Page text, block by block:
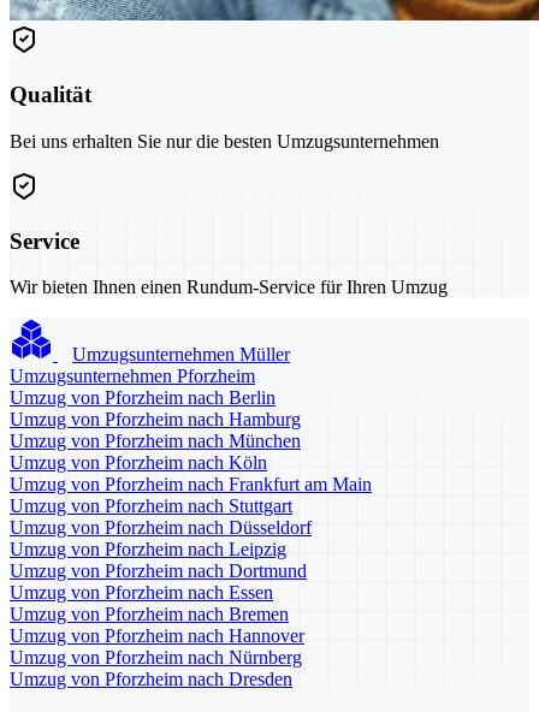
Qualität
Bei uns erhalten Sie nur die besten Umzugsunternehmen
Service
Wir bieten Ihnen einen Rundum-Service für Ihren Umzug
Umzugsunternehmen Müller
Umzugsunternehmen Pforzheim
Umzug von Pforzheim nach Berlin
Umzug von Pforzheim nach Hamburg
Umzug von Pforzheim nach München
Umzug von Pforzheim nach Köln
Umzug von Pforzheim nach Frankfurt am Main
Umzug von Pforzheim nach Stuttgart
Umzug von Pforzheim nach Düsseldorf
Umzug von Pforzheim nach Leipzig
Umzug von Pforzheim nach Dortmund
Umzug von Pforzheim nach Essen
Umzug von Pforzheim nach Bremen
Umzug von Pforzheim nach Hannover
Umzug von Pforzheim nach Nürnberg
Umzug von Pforzheim nach Dresden